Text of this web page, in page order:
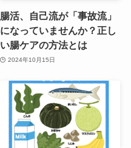
腸活、自己流が「事故流」
になっていませんか？正し
い腸ケアの方法とは
2024年10月15日